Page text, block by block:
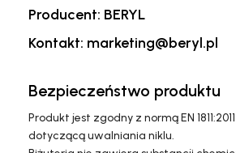
Producent: BERYL
Kontakt: marketing@beryl.pl
Bezpieczeństwo produktu
Produkt jest zgodny z normą EN
dotyczącą uwalniania niklu.